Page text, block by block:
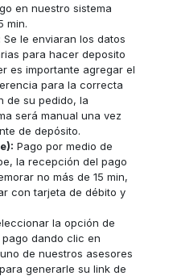
en nuestro sistema
min.
: Se le enviaran los datos
para hacer deposito
es importante agregar el
para la correcta
de su pedido, la
será manual una vez
de depósito.
Pago por medio de
la recepción del pago
no más de 15 min,
con tarjeta de débito y
la opción de
dando clic en
de nuestros asesores
generarle su link de